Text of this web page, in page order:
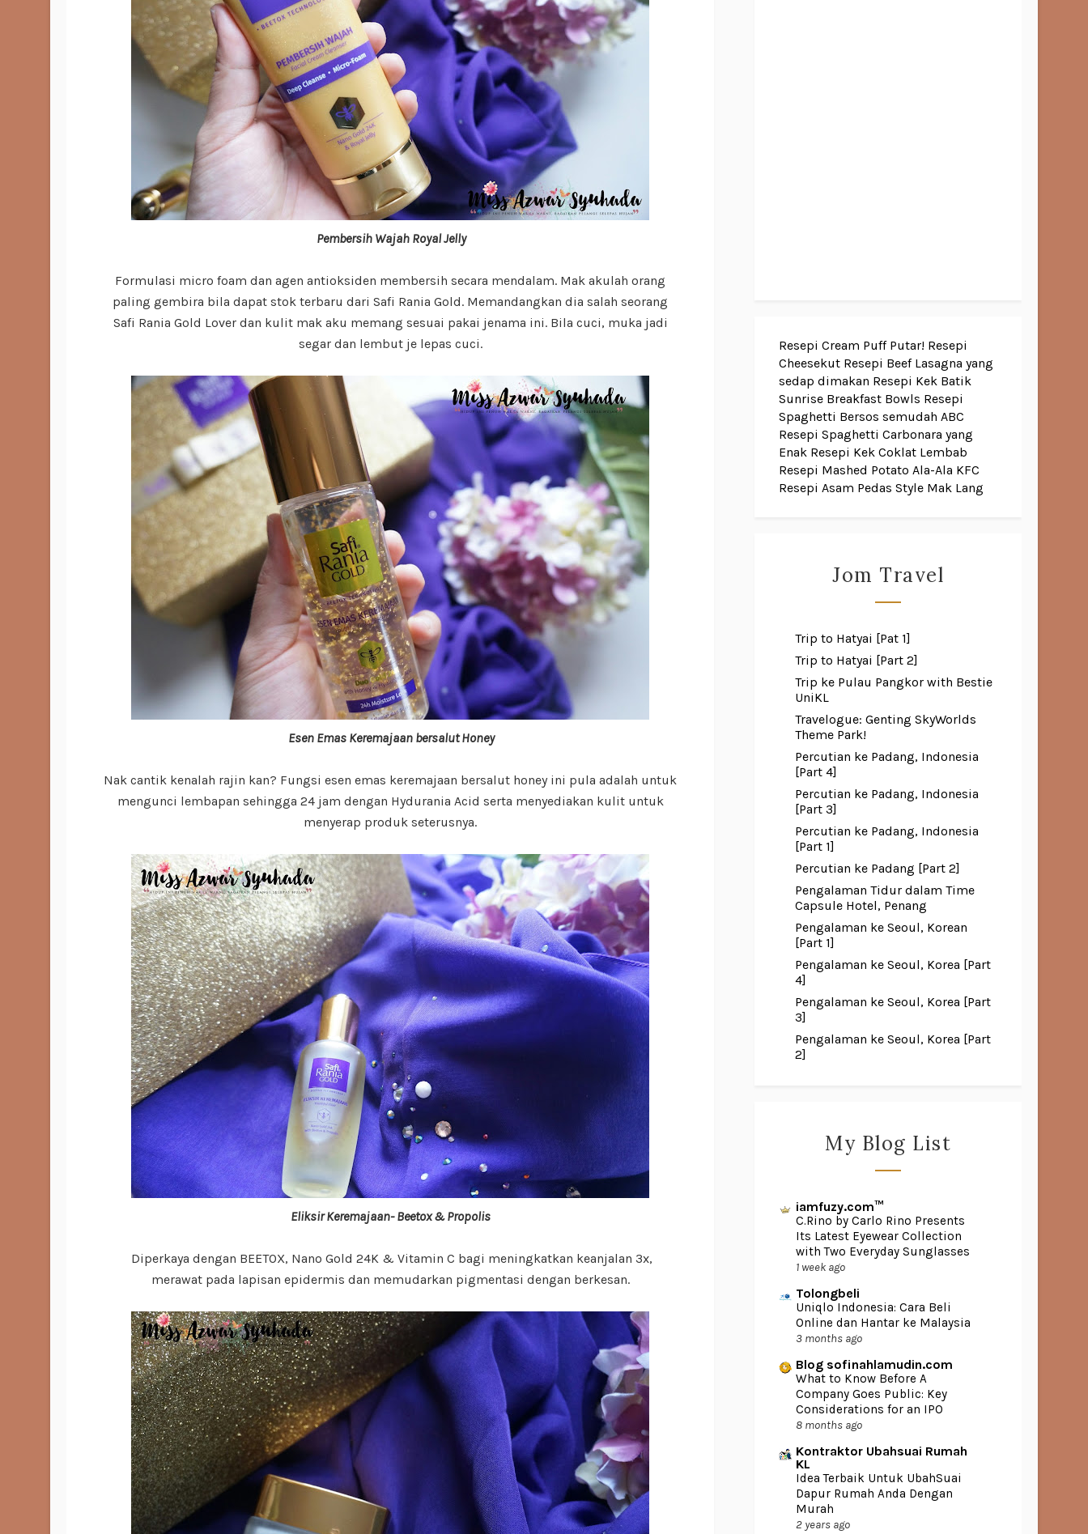
Pembersih Wajah Royal Jelly
Formulasi micro foam dan agen antioksiden membersih secara mendalam. Mak akulah orang
paling gembira bila dapat stok terbaru dari Safi Rania Gold. Memandangkan dia salah seorang
Safi Rania Gold Lover dan kulit mak aku memang sesuai pakai jenama ini. Bila cuci, muka jadi
segar dan lembut je lepas cuci.
Esen Emas Keremajaan bersalut Honey
Nak cantik kenalah rajin kan? Fungsi esen emas keremajaan bersalut honey ini pula adalah untuk
mengunci lembapan sehingga 24 jam dengan Hydurania Acid serta menyediakan kulit untuk
menyerap produk seterusnya.
Eliksir Keremajaan- Beetox & Propolis
Diperkaya dengan BEETOX, Nano Gold 24K & Vitamin C bagi meningkatkan keanjalan 3x,
merawat pada lapisan epidermis dan memudarkan pigmentasi dengan berkesan.
Resepi Cream Puff Putar! Resepi
Cheesekut Resepi Beef Lasagna yang
sedap dimakan Resepi Kek Batik
Sunrise Breakfast Bowls Resepi
Spaghetti Bersos semudah ABC
Resepi Spaghetti Carbonara yang
Enak Resepi Kek Coklat Lembab
Resepi Mashed Potato Ala-Ala KFC
Resepi Asam Pedas Style Mak Lang
Jom Travel
Trip to Hatyai [Pat 1]
Trip to Hatyai [Part 2]
Trip ke Pulau Pangkor with Bestie
UniKL
Travelogue: Genting SkyWorlds
Theme Park!
Percutian ke Padang, Indonesia
[Part 4]
Percutian ke Padang, Indonesia
[Part 3]
Percutian ke Padang, Indonesia
[Part 1]
Percutian ke Padang [Part 2]
Pengalaman Tidur dalam Time
Capsule Hotel, Penang
Pengalaman ke Seoul, Korean
[Part 1]
Pengalaman ke Seoul, Korea [Part
4]
Pengalaman ke Seoul, Korea [Part
3]
Pengalaman ke Seoul, Korea [Part
2]
My Blog List
iamfuzy.com™
C.Rino by Carlo Rino Presents
Its Latest Eyewear Collection
with Two Everyday Sunglasses
1 week ago
Tolongbeli
Uniqlo Indonesia: Cara Beli
Online dan Hantar ke Malaysia
3 months ago
Blog sofinahlamudin.com
What to Know Before A
Company Goes Public: Key
Considerations for an IPO
8 months ago
Kontraktor Ubahsuai Rumah
KL
Idea Terbaik Untuk UbahSuai
Dapur Rumah Anda Dengan
Murah
2 years ago